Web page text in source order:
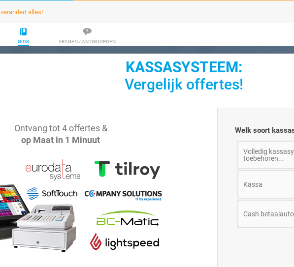
verandert alles!
GIDS VRAGEN / ANTWOORDEN
KASSASYSTEEM:
Vergelijk offertes!
Ontvang tot 4 offertes &
op Maat in 1 Minuut
Welk soort
Volledig
toebehoren...
Kassa
Cash